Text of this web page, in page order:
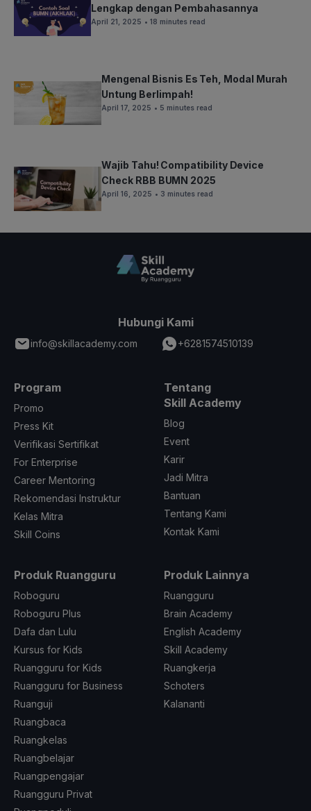
Lengkap dengan Pembahasannya
April 21, 2025 • 18 minutes read
Mengenal Bisnis Es Teh, Modal Murah
Untung Berlimpah!
April 17, 2025 • 5 minutes read
Wajib Tahu! Compatibility Device
Check RBB BUMN 2025
April 16, 2025 • 3 minutes read
Hubungi Kami
info@skillacademy.com +6281574510139
Program
Promo
Press Kit
Verifikasi Sertifikat
For Enterprise
Career Mentoring
Rekomendasi Instruktur
Kelas Mitra
Skill Coins
Tentang
Skill Academy
Blog
Event
Karir
Jadi Mitra
Bantuan
Tentang Kami
Kontak Kami
Produk Ruangguru
Roboguru
Roboguru Plus
Dafa dan Lulu
Kursus for Kids
Ruangguru for Kids
Ruangguru for Business
Ruanguji
Ruangbaca
Ruangkelas
Ruangbelajar
Ruangpengajar
Ruangguru Privat
Produk Lainnya
Ruangguru
Brain Academy
English Academy
Skill Academy
Ruangkerja
Schoters
Kalananti